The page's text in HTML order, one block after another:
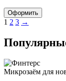
Оформить
Пагинация
1 2 3 →
Микрозаём для